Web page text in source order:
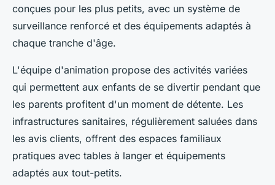
conçues pour les plus petits, avec un système de
surveillance renforcé et des équipements adaptés à
chaque tranche d'âge.
L'équipe d'animation propose des activités variées
qui permettent aux enfants de se divertir pendant que
les parents profitent d'un moment de détente. Les
infrastructures sanitaires, régulièrement saluées dans
les avis clients, offrent des espaces familiaux
pratiques avec tables à langer et équipements
adaptés aux tout-petits.